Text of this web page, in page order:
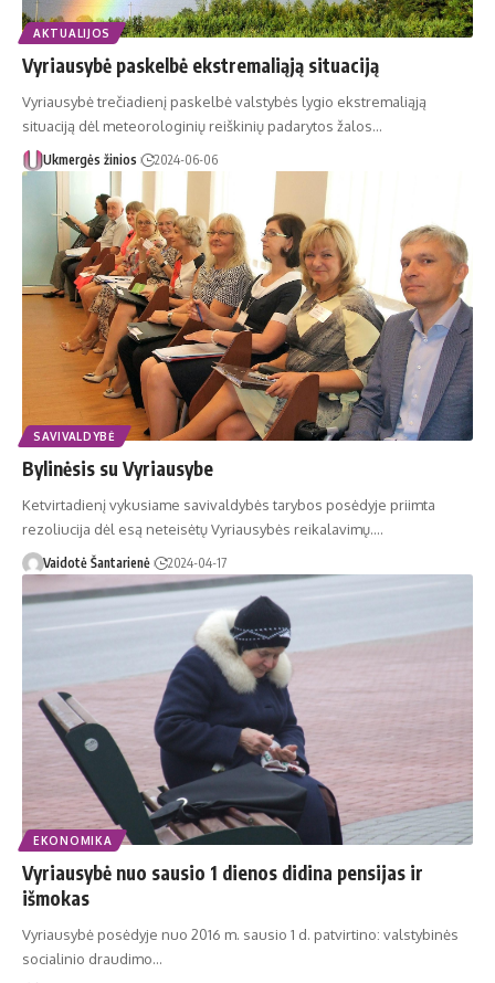
AKTUALIJOS
Vyriausybė paskelbė ekstremaliąją situaciją
Vyriausybė trečiadienį paskelbė valstybės lygio ekstremaliąją
situaciją dėl meteorologinių reiškinių padarytos žalos…
Ukmergės žinios 2024-06-06
SAVIVALDYBĖ
Bylinėsis su Vyriausybe
Ketvirtadienį vykusiame savivaldybės tarybos posėdyje priimta
rezoliucija dėl esą neteisėtų Vyriausybės reikalavimų.…
Vaidotė Šantarienė 2024-04-17
EKONOMIKA
Vyriausybė nuo sausio 1 dienos didina pensijas ir
išmokas
Vyriausybė posėdyje nuo 2016 m. sausio 1 d. patvirtino: valstybinės
socialinio draudimo…